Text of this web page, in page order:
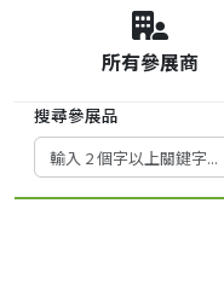
所有參展商
搜尋參展品